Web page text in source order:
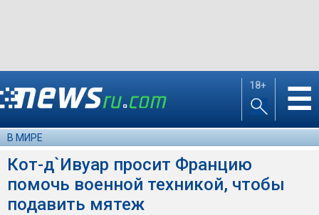
18+ ☰
В МИРЕ
Кот-д`Ивуар просит Францию
помочь военной техникой, чтобы
подавить мятеж